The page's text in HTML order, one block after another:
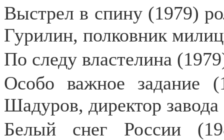
Выстрел в спину (1979)
Гурилин, полковник
По следу властелина
Особо важное задание
Шадуров, директор завода
Белый снег России